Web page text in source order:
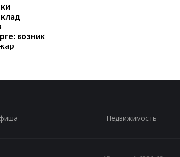
возник
Недвижимость